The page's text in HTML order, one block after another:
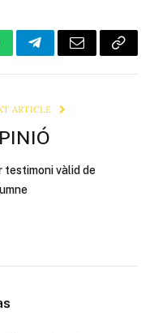
TelegramEmail Copy
ARTICLE
testimoni vàlid de